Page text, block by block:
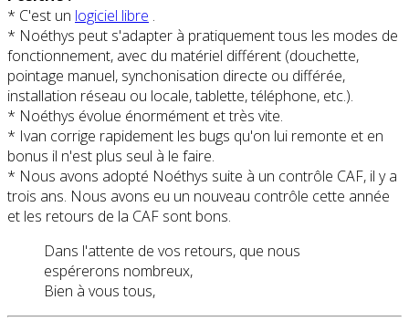
* C'est un logiciel libre .
* Noéthys peut s'adapter à pratiquement tous les modes de
fonctionnement, avec du matériel différent (douchette,
pointage manuel, synchonisation directe ou différée,
installation réseau ou locale, tablette, téléphone, etc.).
* Noéthys évolue énormément et très vite.
* Ivan corrige rapidement les bugs qu'on lui remonte et en
bonus il n'est plus seul à le faire.
* Nous avons adopté Noéthys suite à un contrôle CAF, il y a
trois ans. Nous avons eu un nouveau contrôle cette année
et les retours de la CAF sont bons.
Dans l'attente de vos retours, que nous
espérerons nombreux,
Bien à vous tous,